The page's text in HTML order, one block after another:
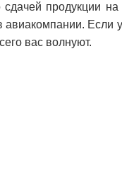
продукции на
Если
вас волнуют.